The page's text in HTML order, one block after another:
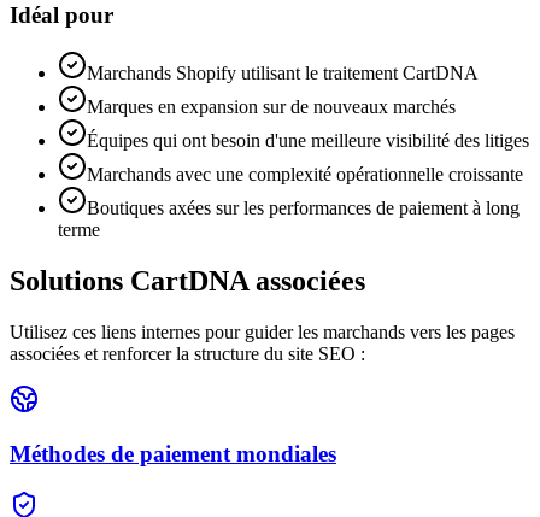
Idéal pour
Marchands Shopify utilisant le traitement CartDNA
Marques en expansion sur de nouveaux marchés
Équipes qui ont besoin d'une meilleure visibilité des litiges
Marchands avec une complexité opérationnelle croissante
Boutiques axées sur les performances de paiement à long
terme
Solutions CartDNA associées
Utilisez ces liens internes pour guider les marchands vers les pages
associées et renforcer la structure du site SEO :
Méthodes de paiement mondiales